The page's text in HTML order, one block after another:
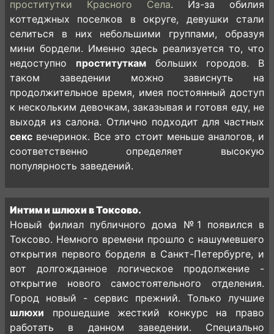
проститутки Красного Села. Из-за обилия
коттеджных поселков в округе, девушки стали
селиться в них небольшими группами, образуя
мини бордели. Именно здесь реализуется то, что
недоступно проституткамбольших городов. В
таком заведении можно зависнуть на
продолжительное время, имея постоянный доступ
к нескольким девочкам, заказывая и готовя еду, не
выходя из салона. Отлично подходит для частных
секс вечеринок. Все это стоит меньше аналогов, и
соответственно определяет высокую
популярность заведений.
Интим и шлюхи в Токсово.
Новый филиал публичного дома №1 появился в
Токсово. Немного времени прошло с нашумевшего
открытия первого борделя в Санкт-Петербурге, и
вот долгожданное логическое продолжение -
открытие нового самостоятельного отделения.
Город новый - сервис прежний. Только лучшие
шлюхи прошедшие жесткий конкурс на право
работать в данном заведении. Специально